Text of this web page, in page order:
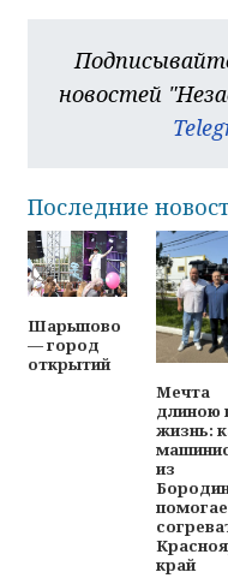
новостей
Последние
Шарыпово
— город
открытий
Мечта
длиною
жизнь:
из
край